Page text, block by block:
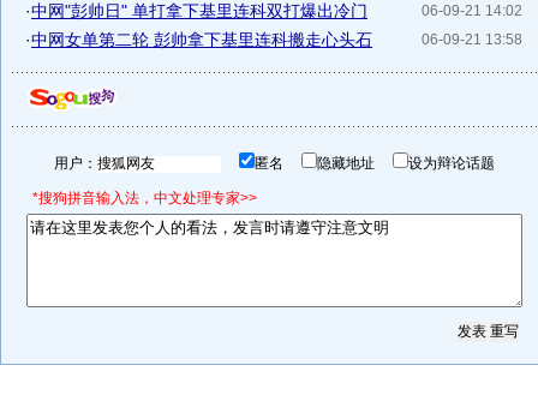
06-09-21 14:02
·中网"彭帅日" 单打拿下基里连科双打爆出冷门
06-09-21 13:58
·中网女单第二轮 彭帅拿下基里连科搬走心头石
用户： 匿名 隐藏地址 设为辩论话题
*搜狗拼音输入法，中文处理专家>>